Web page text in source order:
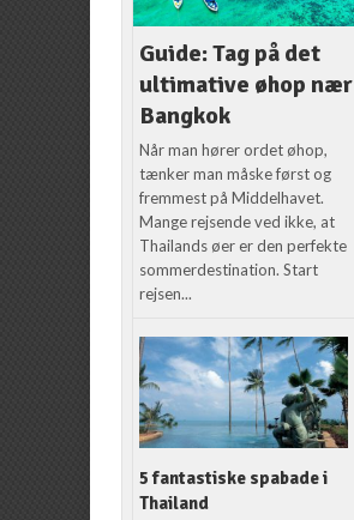
Guide: Tag på det
ultimative øhop nær
Bangkok
Når man hører ordet øhop,
tænker man måske først og
fremmest på Middelhavet.
Mange rejsende ved ikke, at
Thailands øer er den perfekte
sommerdestination. Start
rejsen...
5 fantastiske spabade i
Thailand